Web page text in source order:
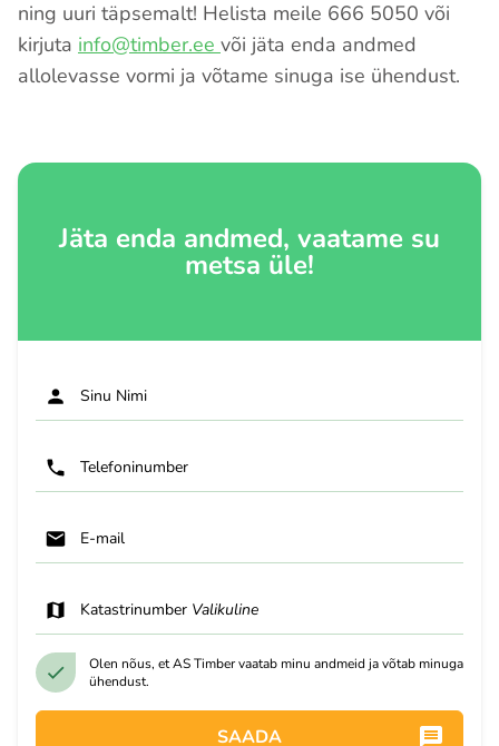
ning uuri täpsemalt! Helista meile 666 5050 või
kirjuta info@timber.ee või jäta enda andmed
allolevasse vormi ja võtame sinuga ise ühendust.
Jäta enda andmed, vaatame su
metsa üle!
Sinu Nimi
Telefoninumber
E-mail
Katastrinumber Valikuline
Olen nõus, et AS Timber vaatab minu andmeid ja võtab minuga
ühendust.
SAADA